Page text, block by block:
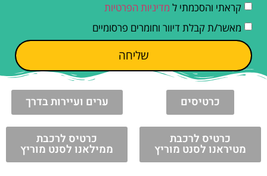
קראתי והסכמתי ל מדיניות הפרטיות
מאשר/ת קבלת דיוור וחומרים פרסומיים
שליחה
כרטיסים ערים ועיירות בדרך
כרטיס לרכבת
מטיראנו לסנט מוריץ
כרטיס לרכבת
ממילאנו לסנט מוריץ